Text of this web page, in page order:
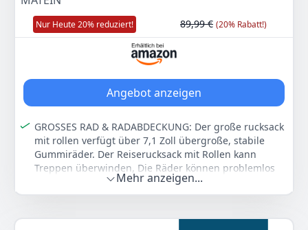
Nur Heute 20% reduziert! 89,99 € (20% Rabatt!)
Angebot anzeigen
GROSSES RAD & RADABDECKUNG: Der große rucksack
mit rollen verfügt über 7,1 Zoll übergroße, stabile
Gummiräder. Der Reiserucksack mit Rollen kann
Treppen überwinden, Die Räder können problemlos
unebene Untergründe wie Schnee, Sand oder
Kopfsteinpflaster bewältigen, ist stabiler und spart
so konzipiert, dass sie die Radabdeckung und die
Mehr anzeigen...